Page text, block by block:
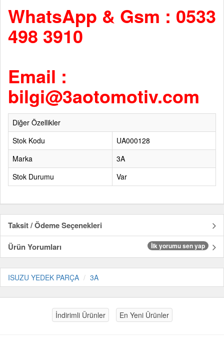
WhatsApp & Gsm : 0533
498 3910
Email :
bilgi@3aotomotiv.com
Diğer Özellikler
Stok Kodu
UA000128
Marka
3A
Stok Durumu
Var
Taksit / Ödeme Seçenekleri
Ürün Yorumları
İlk yorumu sen yap
ISUZU YEDEK PARÇA 3A
İndirimli Ürünler En Yeni Ürünler